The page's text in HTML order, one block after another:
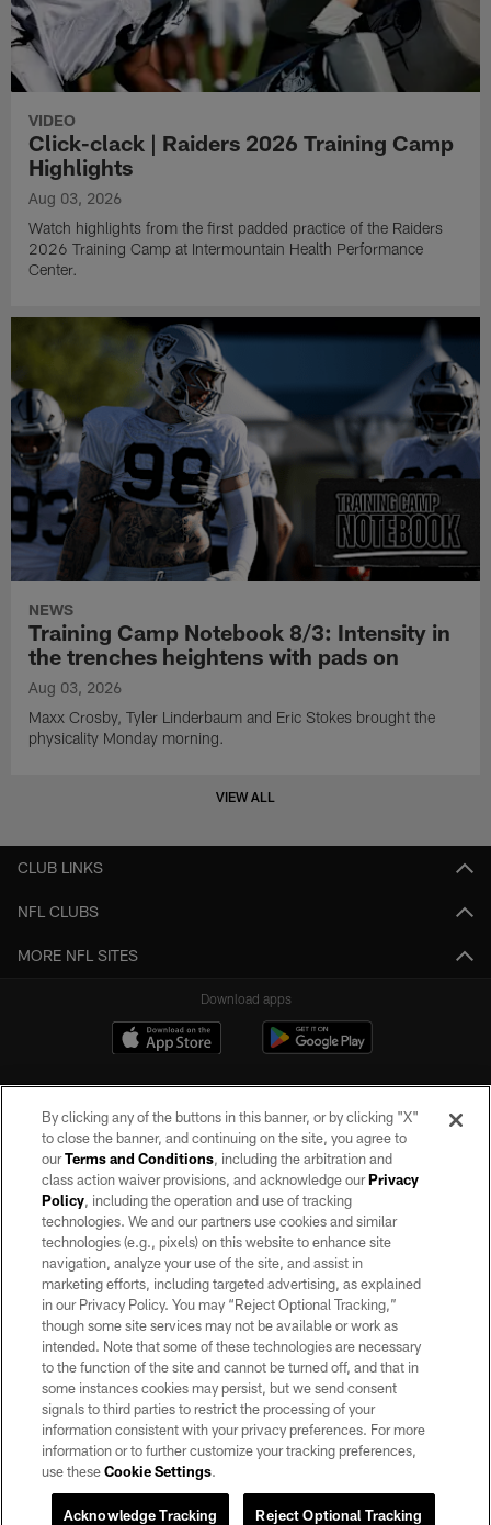
VIDEO
Click-clack | Raiders 2026 Training Camp
Highlights
Aug 03, 2026
Watch highlights from the first padded practice of the Raiders
2026 Training Camp at Intermountain Health Performance
Center.
NEWS
Training Camp Notebook 8/3: Intensity in
the trenches heightens with pads on
Aug 03, 2026
Maxx Crosby, Tyler Linderbaum and Eric Stokes brought the
physicality Monday morning.
VIEW ALL
CLUB LINKS
NFL CLUBS
MORE NFL SITES
Download apps
©2026 by the Las Vegas Raiders. All rights reserved. No portion of this site
may be reproduced without the express written permission of the Las Vegas
Raiders.
PRIVACY POLICY
TERMS OF SERVICE
ACCESSIBILITY
AD CHOICES
YOUR PRIVACY CHOICES
COOKIE SETTINGS
By clicking any of the buttons in this banner, or by clicking "X"
to close the banner, and continuing on the site, you agree to
ourTerms and Conditions, including the arbitration and
class action waiver provisions, and acknowledge ourPrivacy
Policy, including the operation and use of tracking
technologies. We and our partners use cookies and similar
technologies (e.g., pixels) on this website to enhance site
navigation, analyze your use of the site, and assist in
marketing efforts, including targeted advertising, as explained
in our Privacy Policy. You may “Reject Optional Tracking,”
though some site services may not be available or work as
intended. Note that some of these technologies are necessary
to the function of the site and cannot be turned off, and that in
some instances cookies may persist, but we send consent
signals to third parties to restrict the processing of your
information consistent with your privacy preferences. For more
information or to further customize your tracking preferences,
use theseCookie Settings.
Reject Optional Tracking
Acknowledge Tracking